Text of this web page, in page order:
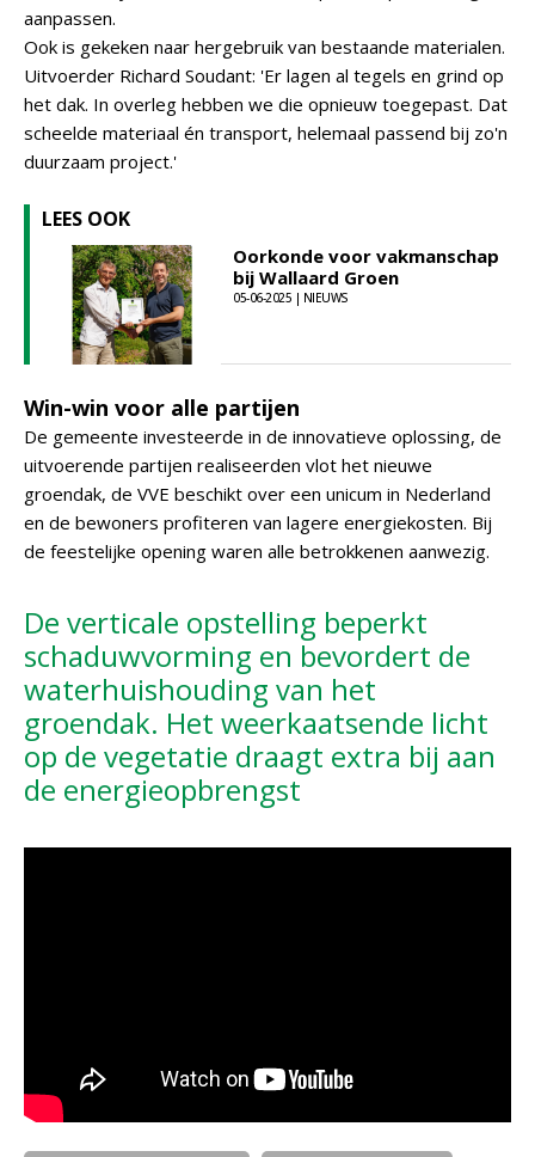
aanpassen.
Ook is gekeken naar hergebruik van bestaande materialen.
Uitvoerder Richard Soudant: 'Er lagen al tegels en grind op
het dak. In overleg hebben we die opnieuw toegepast. Dat
scheelde materiaal én transport, helemaal passend bij zo'n
duurzaam project.'
LEES OOK
Oorkonde voor vakmanschap
bij Wallaard Groen
05-06-2025 | NIEUWS
Win-win voor alle partijen
De gemeente investeerde in de innovatieve oplossing, de
uitvoerende partijen realiseerden vlot het nieuwe
groendak, de VVE beschikt over een unicum in Nederland
en de bewoners profiteren van lagere energiekosten. Bij
de feestelijke opening waren alle betrokkenen aanwezig.
De verticale opstelling beperkt
schaduwvorming en bevordert de
waterhuishouding van het
groendak. Het weerkaatsende licht
op de vegetatie draagt extra bij aan
de energieopbrengst